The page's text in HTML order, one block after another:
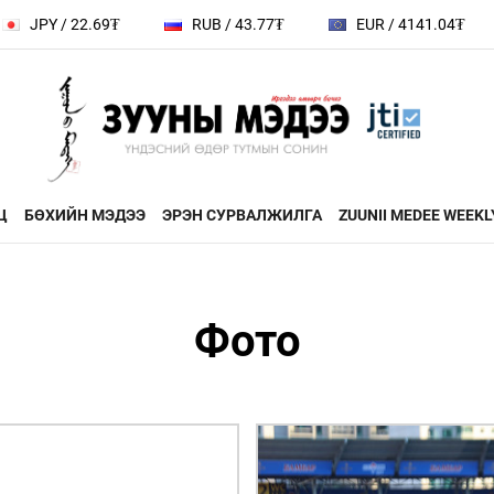
RUB / 43.77₮ EUR / 4141.04₮ CHF /
БӨХИЙН МЭДЭЭ ЭРЭН СУРВАЛЖИЛГА ZUUNII MEDEE
ХЭВШМЭЛ ОЙЛГОЛТОО
ҮНДЭСНИЙ
ТӨВ
Фото